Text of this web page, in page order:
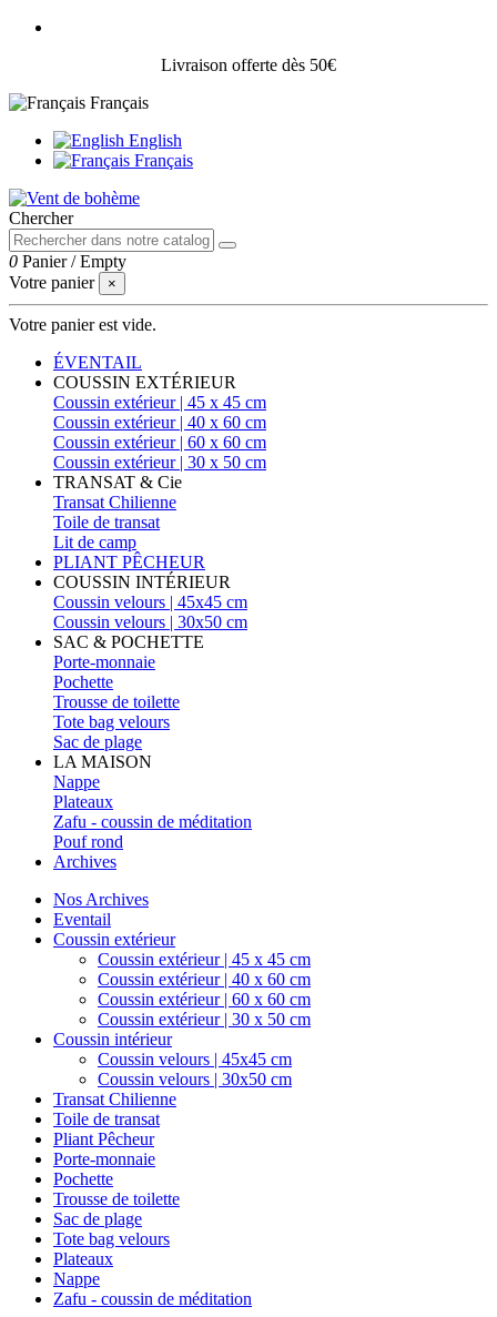
Livraison offerte dès 50€
Français
English
Français
Chercher
0 Panier/Empty
Votre panier
×
Votre panier est vide.
ÉVENTAIL
COUSSIN EXTÉRIEUR
Coussin extérieur | 45 x 45 cm
Coussin extérieur | 40 x 60 cm
Coussin extérieur | 60 x 60 cm
Coussin extérieur | 30 x 50 cm
TRANSAT & Cie
Transat Chilienne
Toile de transat
Lit de camp
PLIANT PÊCHEUR
COUSSIN INTÉRIEUR
Coussin velours | 45x45 cm
Coussin velours | 30x50 cm
SAC & POCHETTE
Porte-monnaie
Pochette
Trousse de toilette
Tote bag velours
Sac de plage
LA MAISON
Nappe
Plateaux
Zafu - coussin de méditation
Pouf rond
Archives
Nos Archives
Eventail
Coussin extérieur
Coussin extérieur | 45 x 45 cm
Coussin extérieur | 40 x 60 cm
Coussin extérieur | 60 x 60 cm
Coussin extérieur | 30 x 50 cm
Coussin intérieur
Coussin velours | 45x45 cm
Coussin velours | 30x50 cm
Transat Chilienne
Toile de transat
Pliant Pêcheur
Porte-monnaie
Pochette
Trousse de toilette
Sac de plage
Tote bag velours
Plateaux
Nappe
Zafu - coussin de méditation